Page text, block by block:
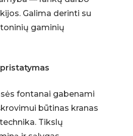
Galima derinti su
gaminių
fontanai gabenami
būtinas kranas
Tikslų